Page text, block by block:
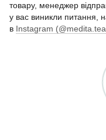
товару, менеджер
у вас виникли питання,
в Instagram